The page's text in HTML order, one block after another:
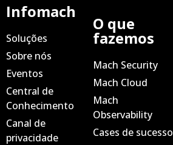
Infomach
Soluções
Sobre nós
Eventos
Central de
Conhecimento
Canal de
privacidade
O que
fazemos
Mach Security
Mach Cloud
Mach
Observability
Cases de sucesso